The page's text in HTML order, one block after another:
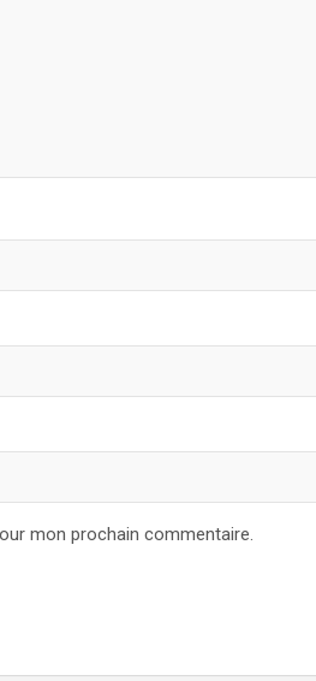
mon prochain commentaire.